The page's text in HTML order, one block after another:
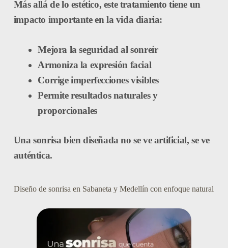
Más allá de lo estético, este tratamiento tiene un
impacto importante en la vida diaria:
Mejora la seguridad al sonreír
Armoniza la expresión facial
Corrige imperfecciones visibles
Permite resultados naturales y
proporcionales
Una sonrisa bien diseñada no se ve artificial, se ve
auténtica.
Diseño de sonrisa en Sabaneta y Medellín con enfoque natural